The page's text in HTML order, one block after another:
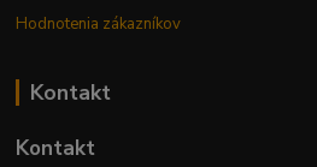
Hodnotenia zákazníkov
Kontakt
Kontakt